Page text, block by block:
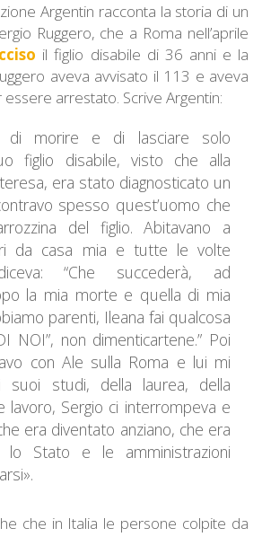
Argentin racconta la storia di un
Ruggero, che a Roma nell’aprile
il figlio disabile di 36 anni e la
aveva avvisato il 113 e aveva
arrestato. Scrive Argentin:
di morire e di lasciare solo
figlio disabile, visto che alla
era stato diagnosticato un
spesso quest’uomo che
del figlio. Abitavano a
da casa mia e tutte le volte
“Che succederà, ad
la mia morte e quella di mia
parenti, Ileana fai qualcosa
NOI”, non dimenticartene.” Poi
con Ale sulla Roma e lui mi
suoi studi, della laurea, della
lavoro, Sergio ci interrompeva e
era diventato anziano, che era
Stato e le amministrazioni
che in Italia le persone colpite da